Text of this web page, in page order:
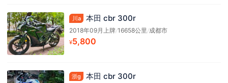
川a 本田 cbr 300r
2018年09月上牌/16658公里 /成都市
¥5,800
浙g 本田 cbr 300r